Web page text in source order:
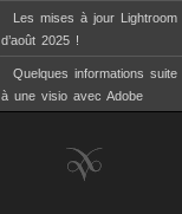
Les mises à jour Lightroom
d’août 2025 !
Quelques informations suite
à une visio avec Adobe